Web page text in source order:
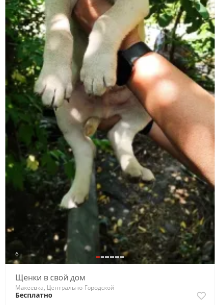
6
Щенки в свой дом
Макеевка, Центрально-Городской
Бесплатно